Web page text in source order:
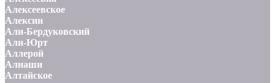
Алексеевское
Алексин
Али-Бердуковский
Али-Юрт
Аллерой
Алнаши
Алтайское